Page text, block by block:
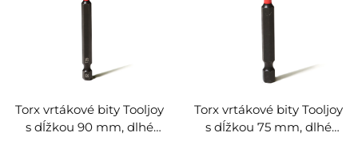
Torx vrtákové bity Tooljoy
s dĺžkou 90 mm, dlhé
Torx vrtákové bity Tooljoy
s dĺžkou 75 mm, dlhé